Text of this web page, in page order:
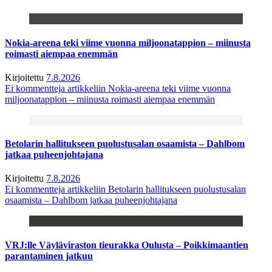
Nokia-areena teki viime vuonna miljoonatappion – miinusta
roimasti aiempaa enemmän
Kirjoitettu 7.8.2026
Ei kommentteja artikkeliin Nokia-areena teki viime vuonna
miljoonatappion – miinusta roimasti aiempaa enemmän
Betolarin hallitukseen puolustusalan osaamista – Dahlbom
jatkaa puheenjohtajana
Kirjoitettu 7.8.2026
Ei kommentteja artikkeliin Betolarin hallitukseen puolustusalan
osaamista – Dahlbom jatkaa puheenjohtajana
VRJ:lle Väyläviraston tieurakka Oulusta – Poikkimaantien
parantaminen jatkuu